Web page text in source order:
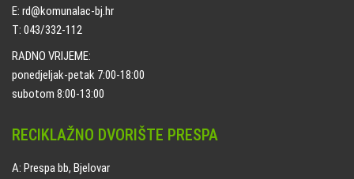
E: rd@komunalac-bj.hr
T: 043/332-112
RADNO VRIJEME:
ponedjeljak-petak 7:00-18:00
subotom 8:00-13:00
RECIKLAŽNO DVORIŠTE PRESPA
A: Prespa bb, Bjelovar